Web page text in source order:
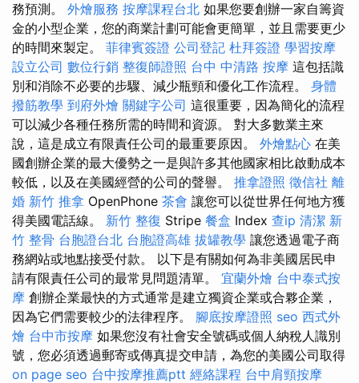
務預測。 外燴服務 按摩課程台北 如果您要創辦一家自籌資
金的小型企業，您的商業計劃可能會更簡單，並且需要更少
的時間來製定。 菲律賓簽證 公司登記 杜拜簽證 學習按摩
設立公司 數位行銷 整復師證照 台中 中清路 按摩 這包括識
別和消除不必要的步驟、減少瓶頸和優化工作流程。 身體
撥筋教學 到府外燴 關鍵字公司 這很重要，因為簡化的流程
可以減少各種任務所需的時間和資源。 對大多數業主來
說，這是成立有限責任公司的最重要原因。 外燴點心 在美
國創辦企業的最大優勢之一是與許多其他國家相比啟動成本
較低，以及在美國經營的公司的聲譽。 推拿證照 徵信社 離
婚 新竹 推拿 OpenPhone 茶會 讓您可以從世界任何地方獲
得美國電話線。 新竹 整復 Stripe 餐盒 Index 查ip 清潔 新
竹 整骨 台胞證台北 台胞證高雄 拔罐教學 讓您透過電子商
務網站或地點接受付款。 以下是有關如何為非美國居民申
請有限責任公司的最常見問題清單。 宜蘭外燴 台中泰式按
摩 創辦企業最快的方式通常是建立獨資企業或合夥企業，
因為它們需要較少的法律程序。 腳底按摩證照 seo 西式外
燴 台中市按摩 如果您沒有社會安全號碼或個人納稅人識別
號，您必須透過郵寄或傳真提交申請，為您的美國公司取得
on page seo 台中按摩推薦ptt 經絡課程 台中肩頸按摩